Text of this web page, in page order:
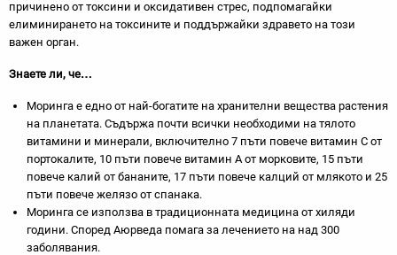
причинено от токсини и оксидативен стрес, подпомагайки
елиминирането на токсините и поддържайки здравето на този
важен орган.
Знаете ли, че…
Моринга е едно от най-богатите на хранителни вещества растения
на планетата. Съдържа почти всички необходими на тялото
витамини и минерали, включително 7 пъти повече витамин С от
портокалите, 10 пъти повече витамин А от морковите, 15 пъти
повече калий от бананите, 17 пъти повече калций от млякото и 25
пъти повече желязо от спанака.
Моринга се използва в традиционната медицина от хиляди
години. Според Аюрведа помага за лечението на над 300
заболявания.